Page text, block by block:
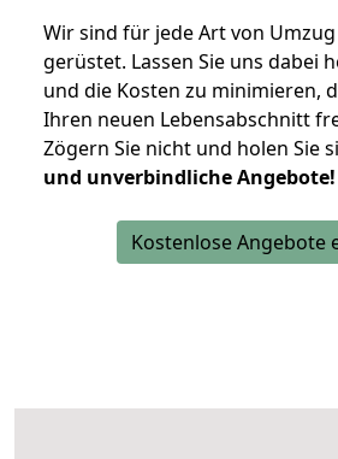
Wir sind für jede Art von
gerüstet. Lassen Sie uns dabei
und die Kosten zu minimieren,
Ihren neuen Lebensabschnitt
Zögern Sie nicht und holen Sie
und unverbindliche Angebote!
Kostenlose Angebote